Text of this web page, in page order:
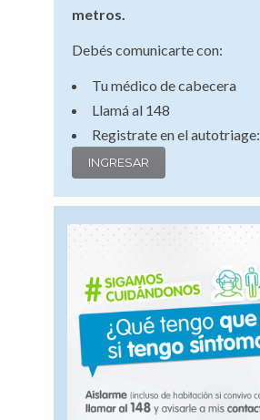
metros.
Debés comunicarte con:
Tu médico de cabecera
Llamá al 148
Registrate en el autotriage:
INGRESAR